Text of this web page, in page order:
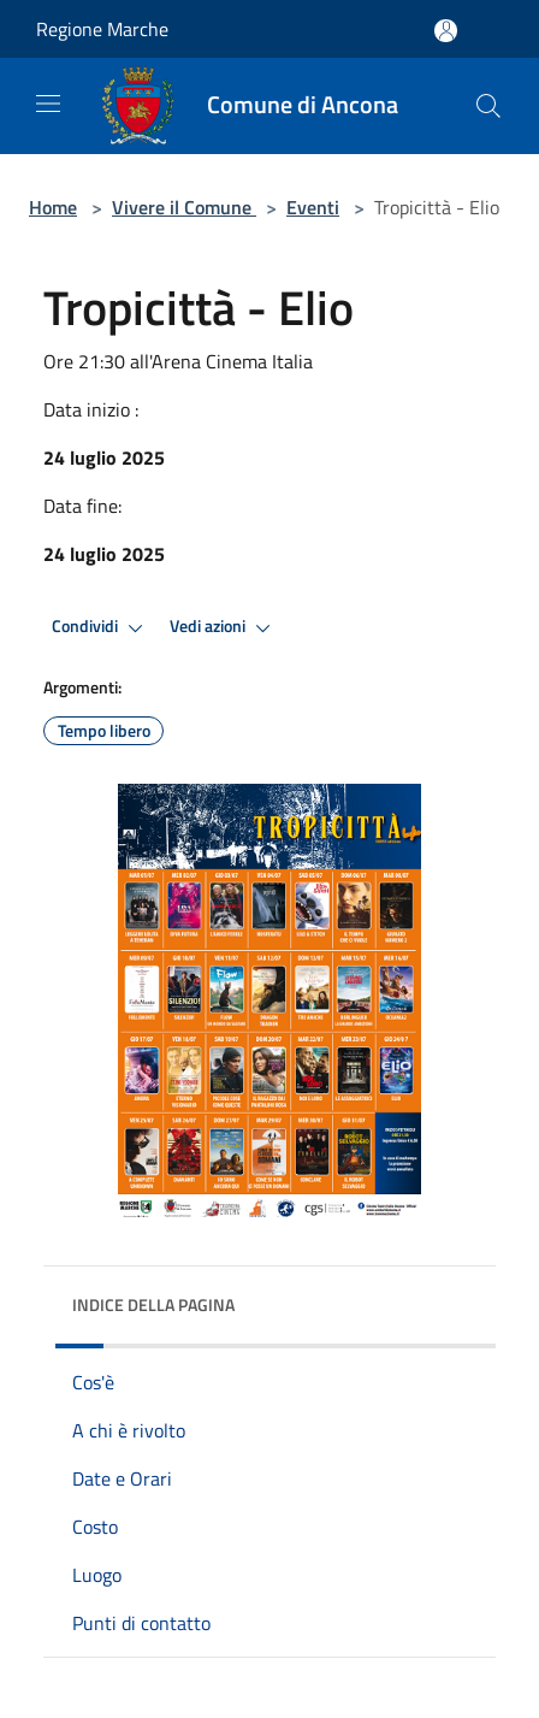
Regione Marche
Comune di Ancona
Home > Vivere il Comune > Eventi > Tropicittà - Elio
Tropicittà - Elio
Ore 21:30 all'Arena Cinema Italia
Data inizio :
24 luglio 2025
Data fine:
24 luglio 2025
Condividi Vedi azioni
Argomenti:
Tempo libero
INDICE DELLA PAGINA
Cos'è
A chi è rivolto
Date e Orari
Costo
Luogo
Punti di contatto